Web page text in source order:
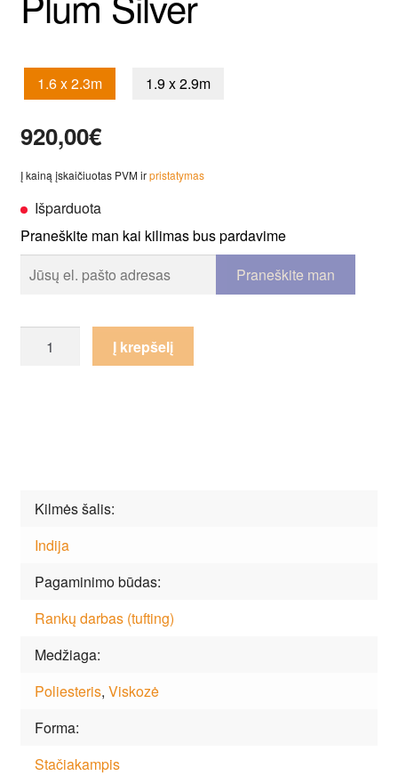
1.6 x 2.3m 1.9 x 2.9m
920,00€
Į kainą įskaičiuotas PVM irpristatymas
Išparduota
Praneškite man kai kilimas bus pardavime
kiekis:
Į krepšelį
Kilmės šalis
Indija
Pagaminimo būdas
Rankų darbas (tufting)
Medžiaga
Poliesteris, Viskozė
Forma
Stačiakampis